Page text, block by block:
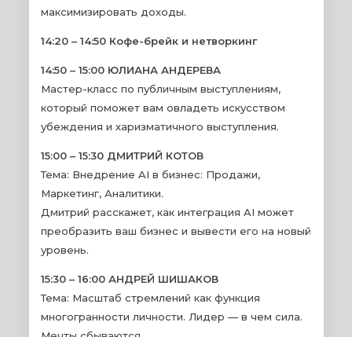
максимизировать доходы.
14:20 – 14:50 Кофе-брейк и нетворкинг
14:50 – 15:00 ЮЛИАНА АНДЕРЕВА
Мастер-класс по публичным выступлениям,
который поможет вам овладеть искусством
убеждения и харизматичного выступления.
15:00 – 15:30 ДМИТРИЙ КОТОВ
Тема: Внедрение AI в бизнес: Продажи,
Маркетинг, Аналитики.
Дмитрий расскажет, как интеграция AI может
преобразить ваш бизнес и вывести его на новый
уровень.
15:30 – 16:00 АНДРЕЙ ШИШАКОВ
Тема: Масштаб стремлений как функция
многогранности личности. Лидер — в чем сила.